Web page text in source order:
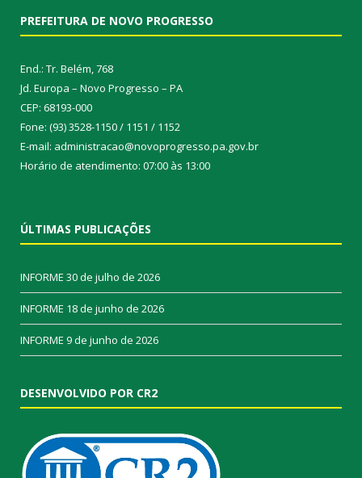
PREFEITURA DE NOVO PROGRESSO
End.: Tr. Belém, 768
Jd. Europa – Novo Progresso – PA
CEP: 68193-000
Fone: (93) 3528-1150 / 1151 / 1152
E-mail: administracao@novoprogresso.pa.gov.br
Horário de atendimento: 07:00 às 13:00
ÚLTIMAS PUBLICAÇÕES
INFORME 30 de julho de 2026
INFORME 18 de junho de 2026
INFORME 9 de junho de 2026
DESENVOLVIDO POR CR2